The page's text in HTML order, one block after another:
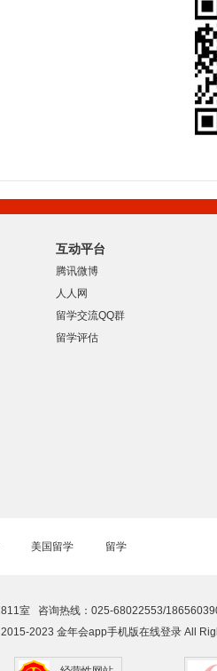
互动平台
腾讯微博
人人网
留学交流QQ群
留学评估
美国留学 留学
二期1811室 咨询热线：025-68022553/
2015-2023 金年会app手机版在线登录